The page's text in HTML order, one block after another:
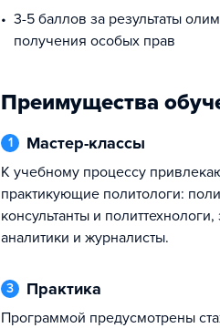
3-5 баллов за результаты
получения особых прав
Преимущества
1 Мастер-классы
К учебному процессу привлекаются
практикующие политологи:
консультанты и политтехнологи,
аналитики и журналисты.
3 Практика
Программой предусмотрены стажировки